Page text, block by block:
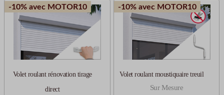
-10% avec MOTOR10
Volet roulant rénovation tirage
direct
-10% avec MOTOR10
Volet roulant moustiquaire treuil
Sur Mesure